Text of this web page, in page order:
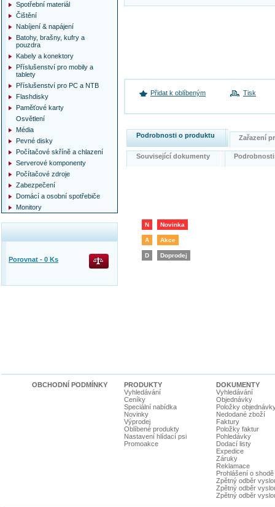
Přidat k oblíbeným Tisk
Podrobnosti o produktu Zařazení
Související dokumenty
N Novinka
A Akce
D Doprodej
Spotřební materiál
Čištění
Nabíjení & napájení
Batohy, brašny, kufry a
pouzdra
Kabely a konektory
Příslušenství pro mobily a
tablety
Příslušenství pro PC a NTB
Flashdisky
Paměťové karty
Osvětlení
Média
Pevné disky
Počítačové skříně a chlazení
Serverové komponenty
Počítačové zdroje
Zabezpečení
Domácí a osobní spotřebiče
Monitory
Porovnat - 0 Ks
OBCHODNÍ PODMÍNKY
PRODUKTY
Vyhledávání
Ceníky
Speciální nabídka
Novinky
Výprodej
Oblíbené produkty
Nastavení hlídací psi
Promoakce
DOKUMENTY
Vyhledávání
Objednávky
Položky
Nedodané zboží
Faktury
Položky faktur
Pohledávky
Dodací listy
Expedice
Záruky
Reklamace
Prohlášení o shodě
Zpětný odběr
Zpětný odběr
Zpětný odběr